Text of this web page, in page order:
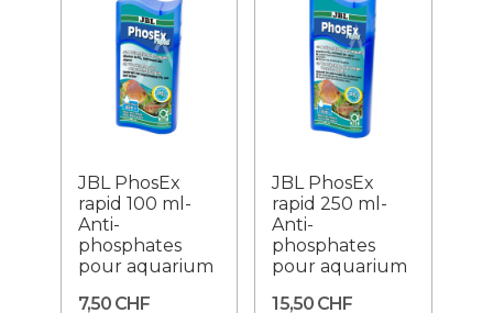
JBL PhosEx
rapid 100 ml-
Anti-
phosphates
pour aquarium
7,50 CHF
JBL PhosEx
rapid 250 ml-
Anti-
phosphates
pour aquarium
15,50 CHF